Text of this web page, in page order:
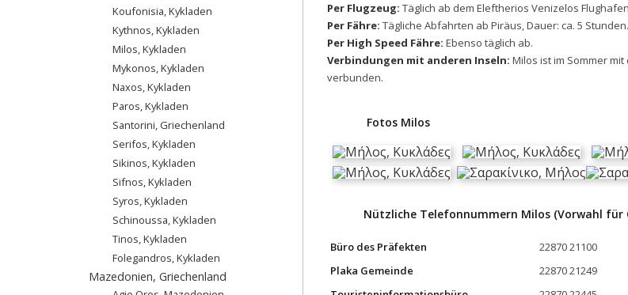
Koufonisia, Kykladen
Kythnos, Kykladen
Milos, Kykladen
Mykonos, Kykladen
Naxos, Kykladen
Paros, Kykladen
Santorini, Griechenland
Serifos, Kykladen
Sikinos, Kykladen
Sifnos, Kykladen
Syros, Kykladen
Schinoussa, Kykladen
Tinos, Kykladen
Folegandros, Kykladen
Mazedonien, Griechenland
Per Flugzeug: Täglich ab dem Eleftherios Venizelos
Per Fähre: Tägliche Abfahrten ab Piräus, Dauer: ca. 5 Stunden.
Per High Speed Fähre: Ebenso täglich ab.
Verbindungen mit anderen Inseln: Milos ist im Sommer
verbunden.
Fotos Milos
Nützliche Telefonnummern Milos (Vorwahl für
Büro des Präfekten 22870 21100
Plaka Gemeinde
22870 21249